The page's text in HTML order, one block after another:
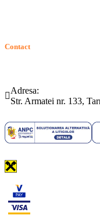
Contact
Adresa:
Str. Armatei nr. 133,